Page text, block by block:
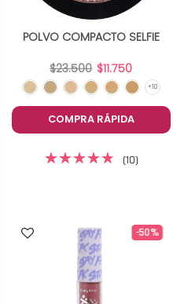
POLVO COMPACTO SELFIE
$23.500 $11.750
COMPRA RÁPIDA
(10)
-50%